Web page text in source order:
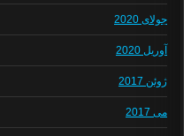
جولای 2020
آوریل 2020
ژوئن 2017
می 2017